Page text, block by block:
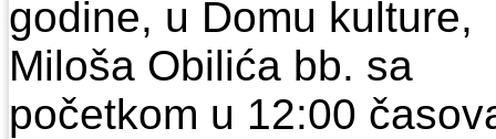
godine, u Domu kulture,
Miloša Obilića bb. sа
početkom u 12:00